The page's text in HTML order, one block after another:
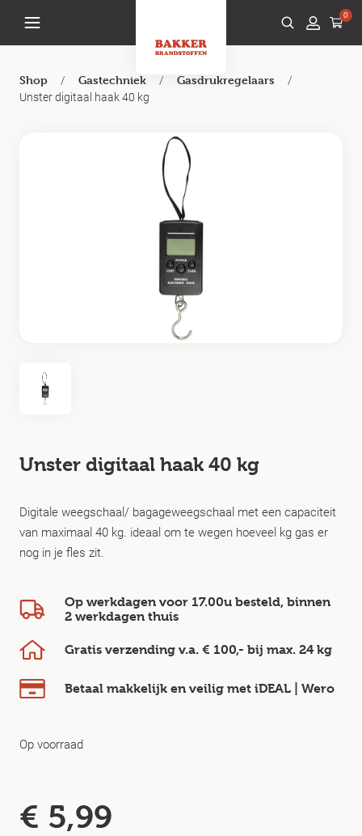
0
Shop / Gastechniek / Gasdrukregelaars
/
Unster digitaal haak 40 kg
Unster digitaal haak 40 kg
Digitale weegschaal/ bagageweegschaal met een capaciteit
van maximaal 40 kg. ideaal om te wegen hoeveel kg gas er
nog in je fles zit.
Op werkdagen voor 17.00u besteld, binnen
2 werkdagen thuis
Gratis verzending v.a. € 100,- bij max. 24 kg
Betaal makkelijk en veilig met iDEAL | Wero
Op voorraad
€ 5,99